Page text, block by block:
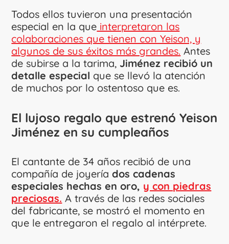
Todos ellos tuvieron una presentación
especial en la que interpretaron las
colaboraciones que tienen con Yeison, y
algunos de sus éxitos más grandes. Antes
de subirse a la tarima,Jiménez recibió un
detalle especial que se llevó la atención
de muchos por lo ostentoso que es.
El lujoso regalo que estrenó Yeison
Jiménez en su cumpleaños
El cantante de 34 años recibió de una
compañía de joyería dos cadenas
especiales hechas en oro, y con piedras
preciosas. A través de las redes sociales
del fabricante, se mostró el momento en
que le entregaron el regalo al intérprete.